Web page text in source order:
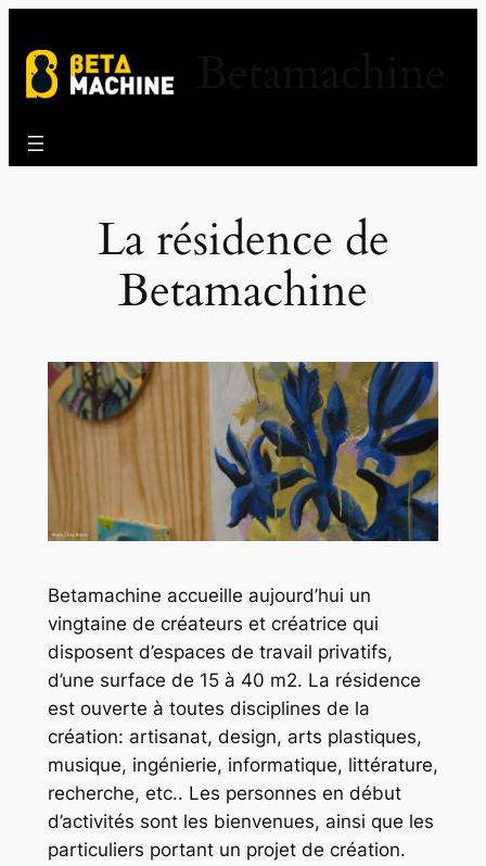
au
contenu
La résidence de
Betamachine
Betamachine accueille aujourd’hui un
vingtaine de créateurs et créatrice qui
disposent d’espaces de travail privatifs,
d’une surface de 15 à 40 m2. La résidence
est ouverte à toutes disciplines de la
création: artisanat, design, arts plastiques,
musique, ingénierie, informatique, littérature,
recherche, etc.. Les personnes en début
d’activités sont les bienvenues, ainsi que les
particuliers portant un projet de création.